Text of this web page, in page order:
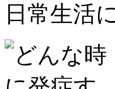
日常生活